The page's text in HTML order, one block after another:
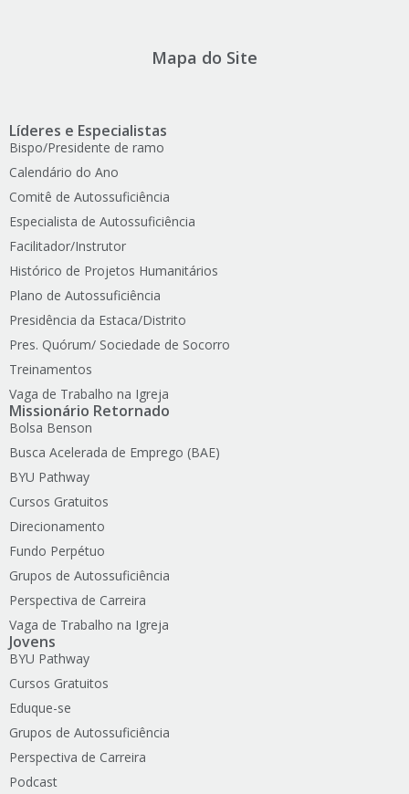
Mapa do Site
Líderes e Especialistas
Bispo/Presidente de ramo
Calendário do Ano
Comitê de Autossuficiência
Especialista de Autossuficiência
Facilitador/Instrutor
Histórico de Projetos Humanitários
Plano de Autossuficiência
Presidência da Estaca/Distrito
Pres. Quórum/ Sociedade de Socorro
Treinamentos
Vaga de Trabalho na Igreja
Missionário Retornado
Bolsa Benson
Busca Acelerada de Emprego (BAE)
BYU Pathway
Cursos Gratuitos
Direcionamento
Fundo Perpétuo
Grupos de Autossuficiência
Perspectiva de Carreira
Vaga de Trabalho na Igreja
Jovens
BYU Pathway
Cursos Gratuitos
Eduque-se
Grupos de Autossuficiência
Perspectiva de Carreira
Podcast